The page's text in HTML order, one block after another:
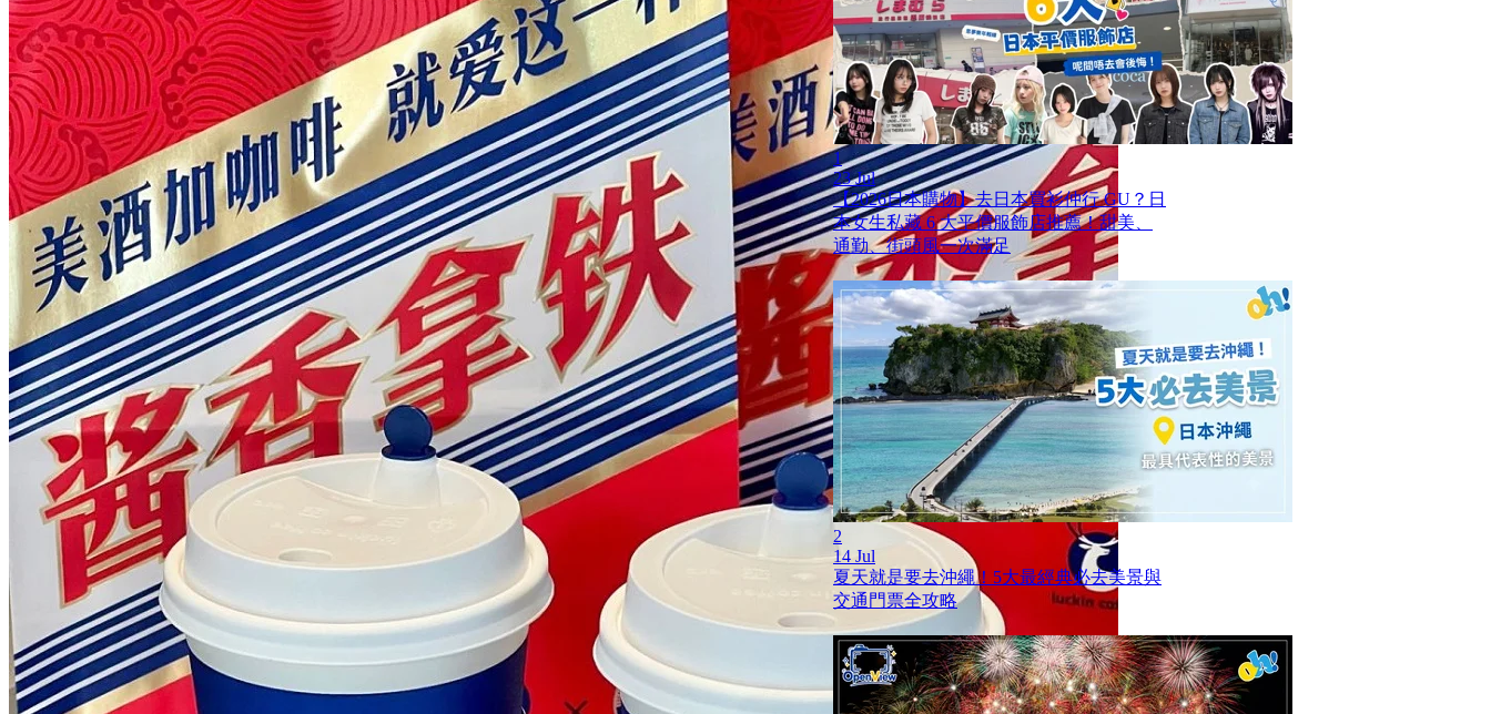
1
23 Jul
【2026日本購物】去日本買衫仲行 GU？日
本女生私藏 6 大平價服飾店推薦！甜美、
通勤、街頭風一次滿足
2
14 Jul
夏天就是要去沖繩！5大最經典必去美景與
交通門票全攻略